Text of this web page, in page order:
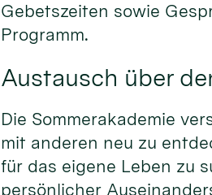
Gebetszeiten sowie
Programm.
Austausch über
Die Sommerakademie
mit anderen neu zu
für das eigene Leben zu
persönlicher